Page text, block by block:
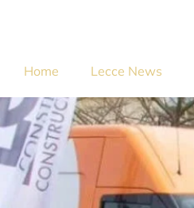
Home Lecce News